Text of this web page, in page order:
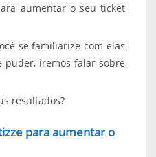
aumentar o seu ticket
se familiarize com elas
puder, iremos falar sobre
resultados?
para aumentar o